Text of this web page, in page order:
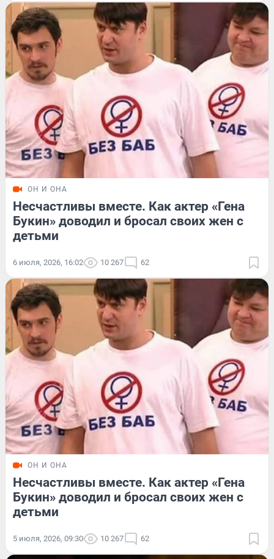
ОН И ОНА
Несчастливы вместе. Как актер «Гена
Букин» доводил и бросал своих жен с
детьми
6 июля, 2026, 16:02 10 267 62
ОН И ОНА
Несчастливы вместе. Как актер «Гена
Букин» доводил и бросал своих жен с
детьми
5 июля, 2026, 09:30 10 267 62